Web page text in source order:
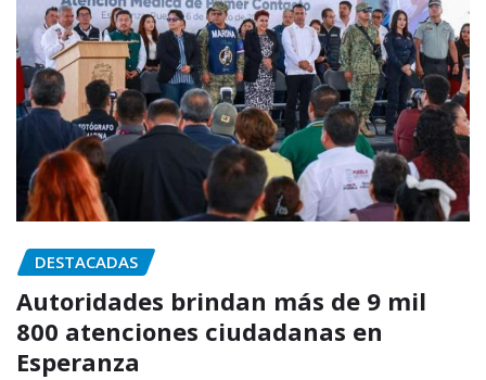
DESTACADAS
Autoridades brindan más de 9 mil
800 atenciones ciudadanas en
Esperanza